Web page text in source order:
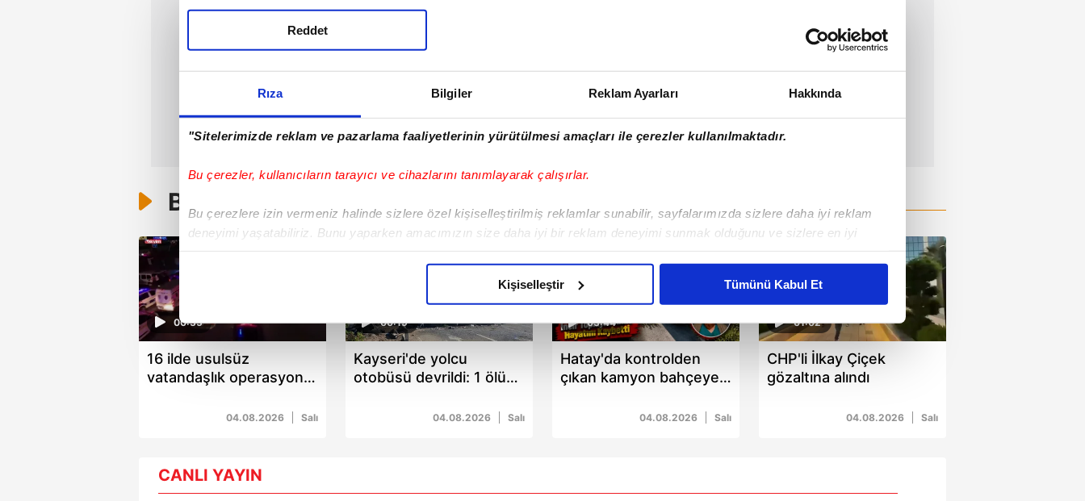
Rıza Bilgiler Reklam Ayarları Hakkında
"Sitelerimizde reklam ve pazarlama faaliyetlerinin yürütülmesi amaçları ile çerezler kullanılmaktadır.
Bu çerezler, kullanıcıların tarayıcı ve cihazlarını tanımlayarak çalışırlar.
Bu çerezlere izin vermeniz halinde sizlere özel kişiselleştirilmiş reklamlar sunabilir, sayfalarımızda sizlere daha iyi reklam
deneyimi yaşatabiliriz. Bunu yaparken amacımızın size daha iyi bir reklam deneyimi sunmak olduğunu ve sizlere en iyi
Sizlere daha iyi bir hizmet sunabilmek için İnternet Sitemizde kendimize ve üçüncü kişilere ait çerezler kullanılmaktadır. Bu
çerezler vasıtasıyla çeşitli kişisel verileriniz işlenmekte olup gerekli olan çerezler bilgi toplumu hizmetlerinin sunulması
amacıyla kullanılmaktadır. Diğer çerezler, sitemizin daha işlevsel kılınması ve kişiselleştirilmesi ve sizlere yönelik
Reddet
Kişiselleştir Tümünü Kabul Et
Bunlar da Var
00:35
16 ilde usulsüz
vatandaşlık operasyonu:
04.08.2026 Salı
00:19
Kayseri'de yolcu
otobüsü devrildi: 1 ölü
04.08.2026 Salı
03:44
Hatay'da kontrolden
çıkan kamyon bahçeye
hayatını kaybetti
04.08.2026 Salı
01:02
CHP'li İlkay Çiçek
gözaltına alındı
04.08.2026 Salı
CANLI YAYIN